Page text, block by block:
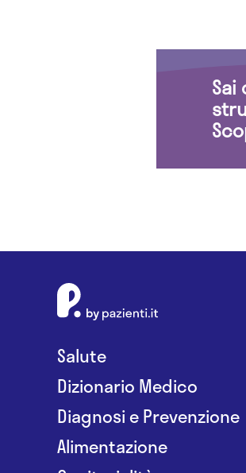
Salute
Dizionario Medico
Diagnosi e Prevenzione
Alimentazione